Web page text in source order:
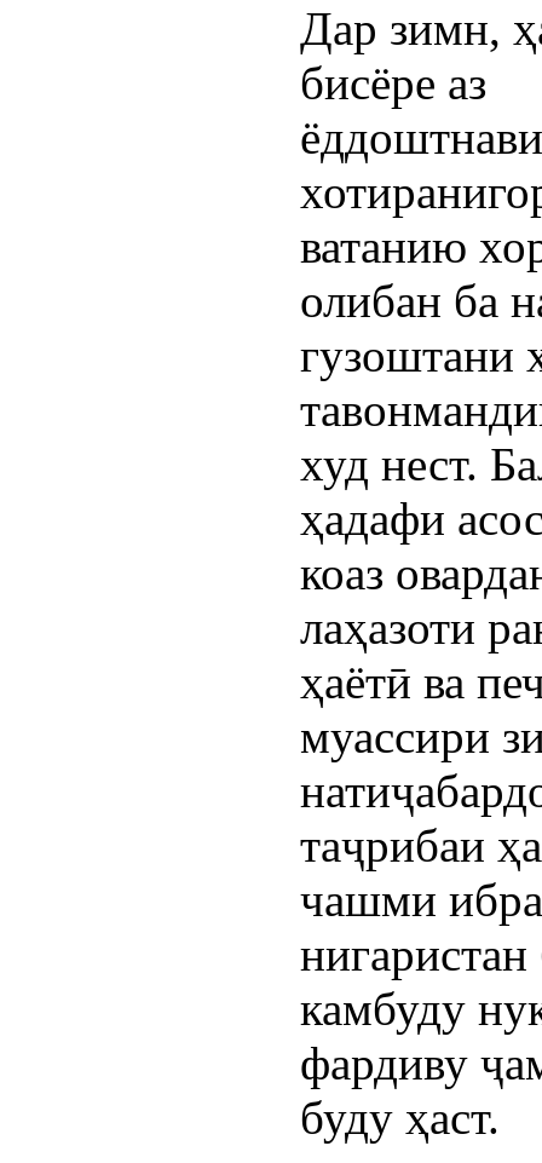
Дар зимн,
бисёре аз
ватанию
олибан ба
гузоштани
худ нест.
ҳадафи
коаз
лаҳазоти
ҳаётӣ ва
муассири
таҷрибаи
чашми
нигаристан
камбуду
фардиву
буду ҳаст.